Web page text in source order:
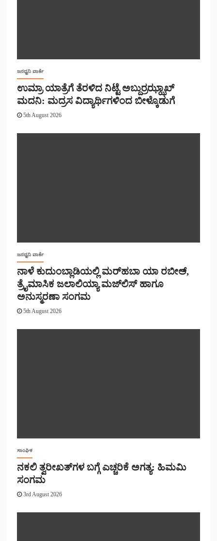
ಜನಧ್ವನಿ ವಾರ್ತೆ
ಉಮ್ರಾ ಯಾತ್ರೆಗೆ ತೆರಳಿದ ನಿಟ್ಟೆ ಅಬ್ದುರ್ರಝ್ಝಾಖ್
ಮದನಿ: ಮದ್ರಸ ವಿದ್ಯಾರ್ಥಿಗಳಿಂದ ಬೀಳ್ಕೊಡುಗೆ
5th August 2026
ಜನಧ್ವನಿ ವಾರ್ತೆ
ನಾಳೆ ಕುದುಂಬ್ಲಾಡಿಯಲ್ಲಿ ಮರ್‌‌ಹಬಾ ಯಾ ರಬೀಅ್,
ತ್ರೈಮಾಸಿಕ ಜಲಾಲಿಯ್ಯಾ ಮಜ್‌‌ಲಿಸ್‌‌ ಹಾಗೂ
ಅನುಸ್ಮರಣಾ ಸಂಗಮ
5th August 2026
ಸಾಂಘಿಕ
ನಕಲಿ ತ್ವರೀಖತ್‌ಗಳ ಬಗ್ಗೆ ಎಚ್ಚರಿಕೆ ಅಗತ್ಯ: ಹಿಮಮಿ
ಸಂಗಮ
3rd August 2026